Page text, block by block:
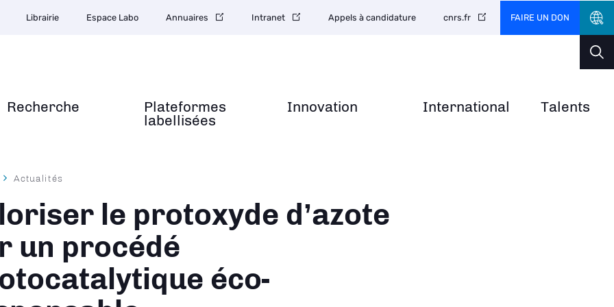
Recherche
Plateformes
labellisées
Innovation International Talents
Librairie Espace Labo Annuaires Intranet Appels à candidature cnrs.fr FAIRE UN DON
Actualités
le protoxyde d’azote
un procédé
éco-